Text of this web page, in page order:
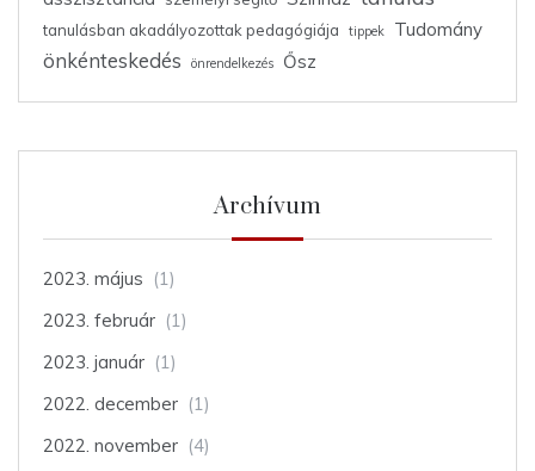
tanulásban akadályozottak pedagógiája tippek Tudomány
önkénteskedés önrendelkezés Ősz
Archívum
2023. május (1)
2023. február (1)
2023. január (1)
2022. december (1)
2022. november (4)